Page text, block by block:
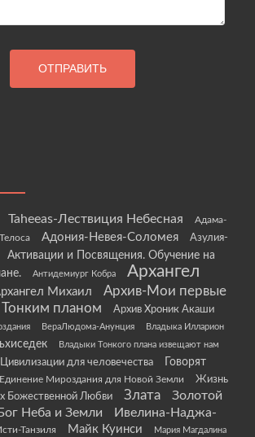
Taheeas-Лествиция Небесная
Адама-
Адония-Невея-Соломея
Азулия-
Активации и Посвящения. Обучение на
Антидемиург Кобра
Архангел
Михаил
Архив-Мои первые
Тонким планом
Архив Хроник Акаши
ВераЛюдома-Анунция Владыка Илларион
Владыки Тонкого плана извещают нам
для человечества
Говорят
Единение Мироздания для Новой Земли
Жизнь
Божественной Любви
Злата
Золотой
Неба и Земли
Ивелина-Наджа-
Танзиля Майк Куинси Мария Магдалина